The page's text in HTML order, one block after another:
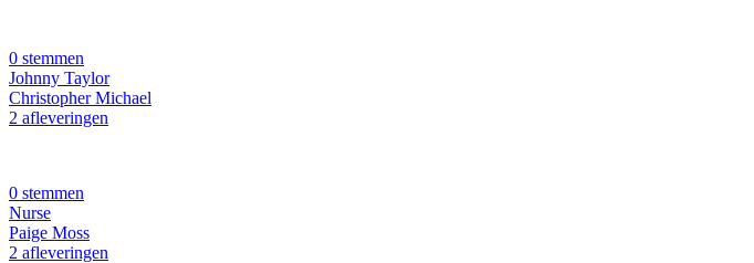
0 stemmen
Johnny Taylor
Christopher Michael
2 afleveringen
0 stemmen
Nurse
Paige Moss
2 afleveringen